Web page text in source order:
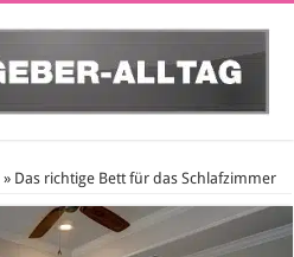
» Das richtige Bett für das Schlafzimmer